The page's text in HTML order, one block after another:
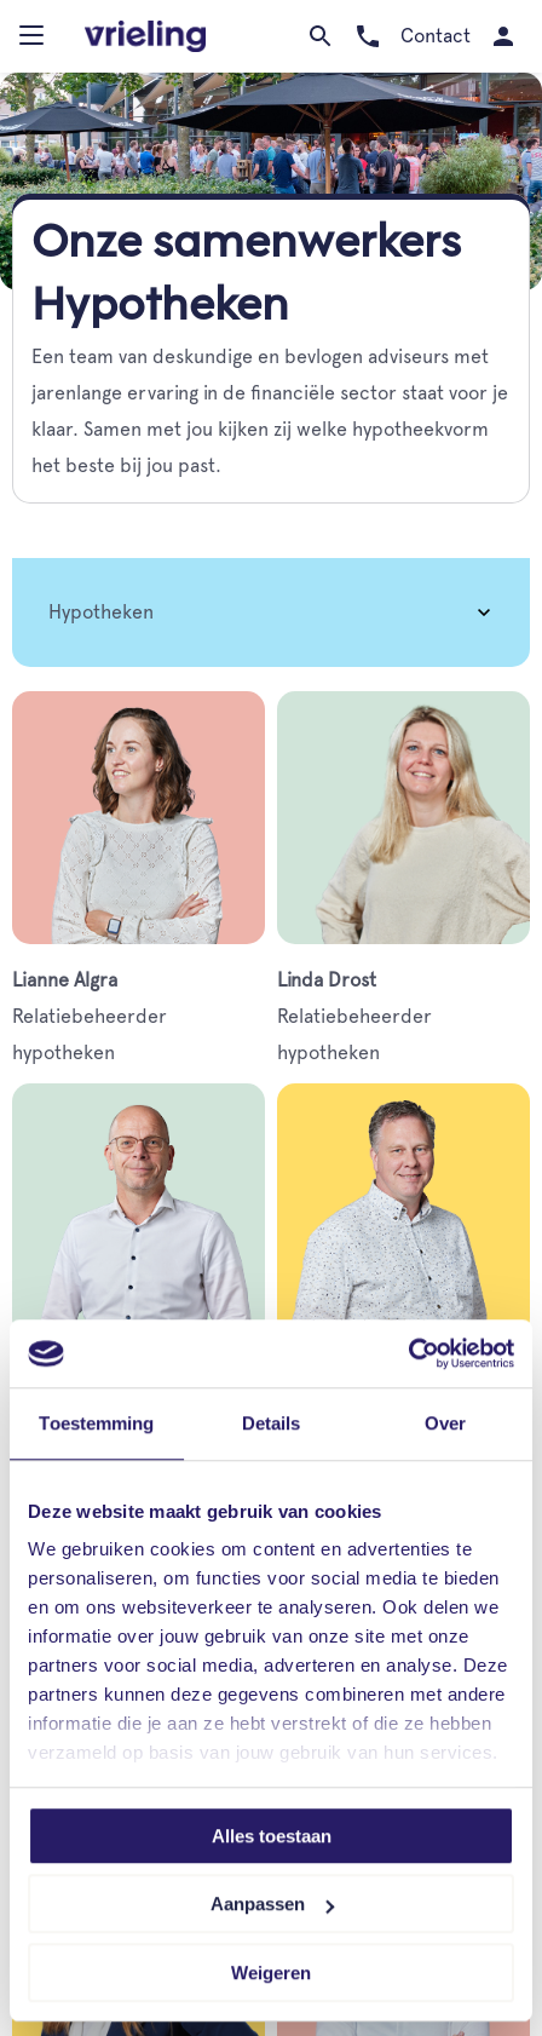
Toestemming Details Over
Deze website maakt gebruik van cookies
We gebruiken cookies om content en advertenties te
personaliseren, om functies voor social media te bieden
en om ons websiteverkeer te analyseren. Ook delen we
informatie over jouw gebruik van onze site met onze
partners voor social media, adverteren en analyse. Deze
partners kunnen deze gegevens combineren met andere
informatie die je aan ze hebt verstrekt of die ze hebben
verzameld op basis van jouw gebruik van hun services.
Alles toestaan
Aanpassen
Weigeren
Contact
Onze samenwerkers
Hypotheken
Een team van deskundige en bevlogen adviseurs met
jarenlange ervaring in de financiële sector staat voor je
klaar. Samen met jou kijken zij welke hypotheekvorm
het beste bij jou past.
Hypotheken
Lianne Algra
Relatiebeheerder
hypotheken
Linda Drost
Relatiebeheerder
hypotheken
Richard Eikens
Sabine Luttels
Relatiebeheerder
Finn Spraakman
Relatiebeheerder